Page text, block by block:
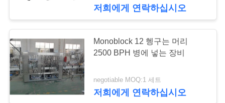
하
여
공
장
무균 우유 채우는 선
저희에게 연락하십시오
Monoblock 12 헹구는 머리
2500 BPH 병에 넣는 장비
negotiable MOQ:1 세트
저희에게 연락하십시오